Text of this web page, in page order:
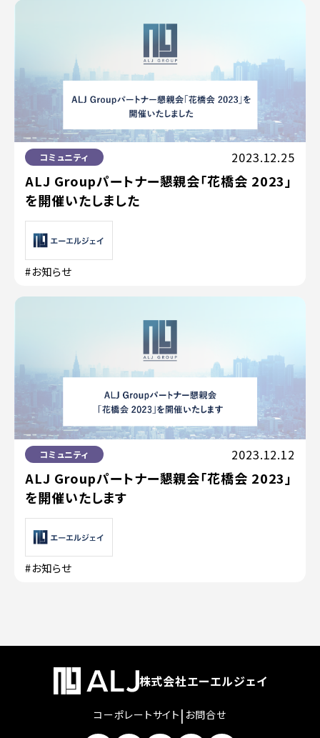
コミュニティ 2023.12.25
ALJ Groupパートナー懇親会「花橋会 2023」
を開催いたしました
#お知らせ
コミュニティ 2023.12.12
ALJ Groupパートナー懇親会「花橋会 2023」
を開催いたします
#お知らせ
株式会社エーエルジェイ
コーポレートサイト | お問合せ